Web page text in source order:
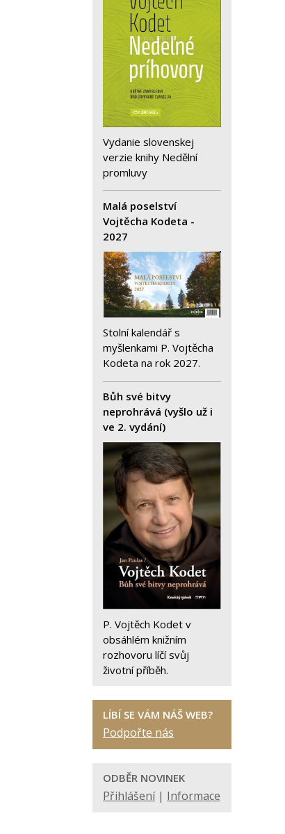
Vydanie slovenskej
verzie knihy Nedělní
promluvy
Malá poselství
Vojtěcha Kodeta -
2027
Stolní kalendář s
myšlenkami P. Vojtěcha
Kodeta na rok 2027.
Bůh své bitvy
neprohrává (vyšlo už i
ve 2. vydání)
P. Vojtěch Kodet v
obsáhlém knižním
rozhovoru líčí svůj
životní příběh.
LÍBÍ SE VÁM NÁŠ WEB?
Podpořte nás
ODBĚR NOVINEK
Přihlášení| Informace